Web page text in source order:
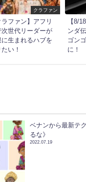
クラファン
ラファン】アフリ
次世代リーダーが
に生まれるハブを
い！
【8/
ンダ
ゴン
に！
ベナンから最新テ
るな》
2022.07.19